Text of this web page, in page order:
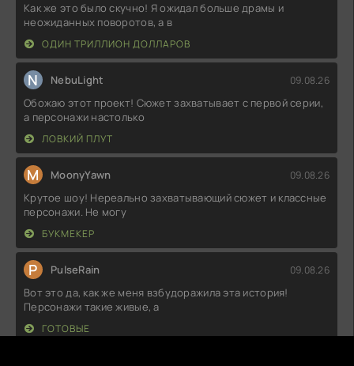
Как же это было скучно! Я ожидал больше драмы и
неожиданных поворотов, а в
ОДИН ТРИЛЛИОН ДОЛЛАРОВ
N NebuLight 09.08.26
Обожаю этот проект! Сюжет захватывает с первой серии,
а персонажи настолько
ЛОВКИЙ ПЛУТ
M MoonyYawn 09.08.26
Крутое шоу! Нереально захватывающий сюжет и классные
персонажи. Не могу
БУКМЕКЕР
P PulseRain 09.08.26
Вот это да, как же меня взбудоражила эта история!
Персонажи такие живые, а
ГОТОВЫЕ